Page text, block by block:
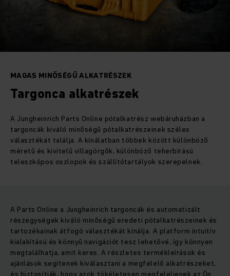
MAGAS MINŐSÉGŰ ALKATRÉSZEK
Targonca alkatrészek
A Jungheinrich Parts Online pótalkatrész webáruházban a
targoncák kiváló minőségű pótalkatrészeinek széles
választékát találja. A kínálatban többek között különböző
méretű és kivitelű villagörgők, különböző teherbírású
teleszkópos oszlopok és szállítótartályok szerepelnek.
A Parts Online a Jungheinrich targoncák és automatizált
részegységek kiváló minőségű eredeti pótalkatrészeinek és
tartozékainak átfogó választékát kínálja. A platform intuitív
kialakítású és könnyű navigációt tesz lehetővé, így könnyen
megtalálhatja, amit keres. A részletes termékleírások és
ajánlások segítenek kiválasztani a megfelelő alkatrészeket,